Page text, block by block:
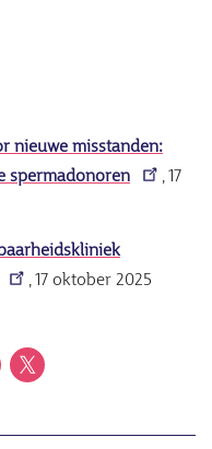
nieuwe misstanden:
spermadonoren
, 17
, 17 oktober 2025